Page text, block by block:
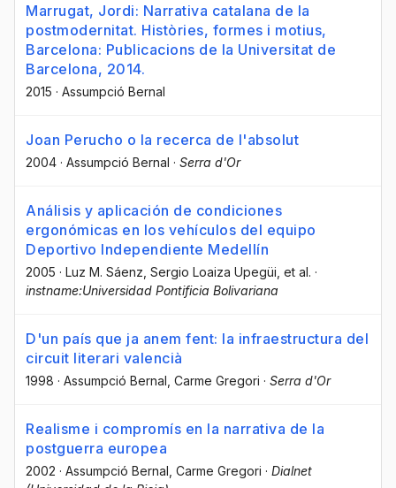
Marrugat, Jordi: Narrativa catalana de la
postmodernitat. Històries, formes i motius,
Barcelona: Publicacions de la Universitat de
Barcelona, 2014.
2015 · Assumpció Bernal
Joan Perucho o la recerca de l'absolut
2004 · Assumpció Bernal · Serra d'Or
Análisis y aplicación de condiciones
ergonómicas en los vehículos del equipo
Deportivo Independiente Medellín
2005 · Luz M. Sáenz , Sergio Loaiza Upegüi , et al. ·
instname:Universidad Pontificia Bolivariana
D'un país que ja anem fent: la infraestructura del
circuit literari valencià
1998 · Assumpció Bernal , Carme Gregori · Serra d'Or
Realisme i compromís en la narrativa de la
postguerra europea
2002 · Assumpció Bernal , Carme Gregori · Dialnet